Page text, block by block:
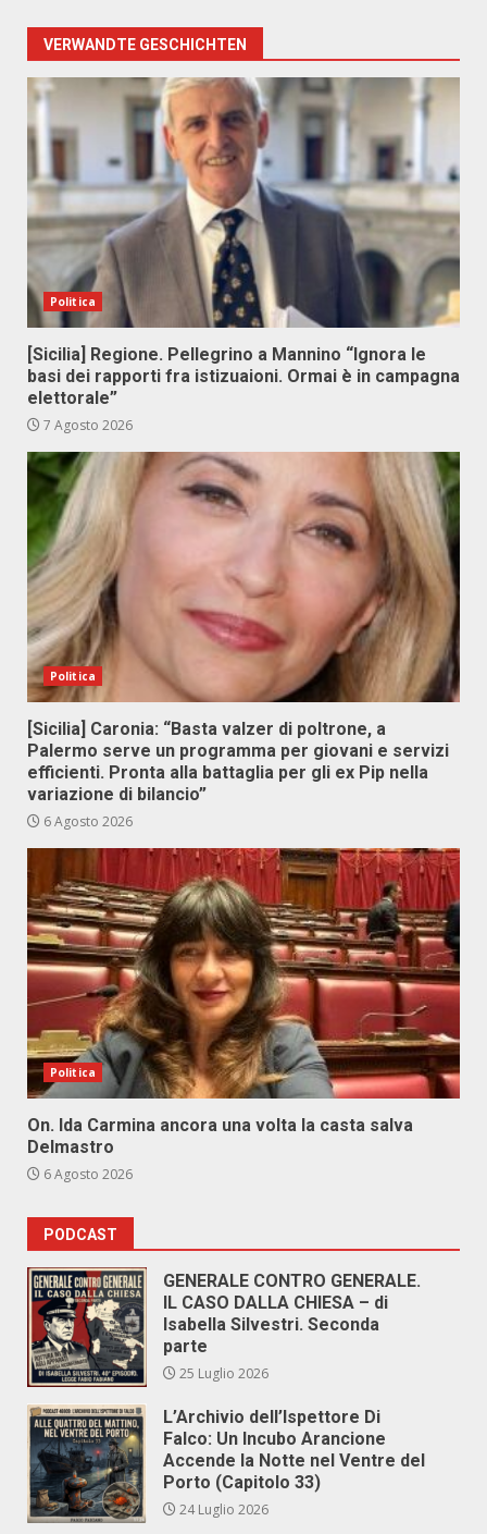
VERWANDTE GESCHICHTEN
Politica
[Sicilia] Regione. Pellegrino a Mannino “Ignora le
basi dei rapporti fra istizuaioni. Ormai è in campagna
elettorale”
7 Agosto 2026
Politica
[Sicilia] Caronia: “Basta valzer di poltrone, a
Palermo serve un programma per giovani e servizi
efficienti. Pronta alla battaglia per gli ex Pip nella
variazione di bilancio”
6 Agosto 2026
Politica
On. Ida Carmina ancora una volta la casta salva
Delmastro
6 Agosto 2026
PODCAST
GENERALE CONTRO GENERALE.
IL CASO DALLA CHIESA – di
Isabella Silvestri. Seconda
parte
25 Luglio 2026
L’Archivio dell’Ispettore Di
Falco: Un Incubo Arancione
Accende la Notte nel Ventre del
Porto (Capitolo 33)
24 Luglio 2026